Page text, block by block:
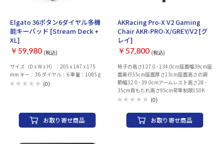
Elgato 36ボタン6ダイヤル多機
能キーパッド [Stream Deck +
XL]
￥59,980 (税込)
サイズ（D x W x H）：205 x 147 x 175
mm キー：36 ダイヤル：6 重量：1085 g
(0)
お取り寄せ商品
AKRacing Pro-X V2 Gaming
Chair AKR-PRO-X/GREY/V2 [グ
レイ]
￥57,800 (税込)
椅子の高さ127.0 - 134.0cm座面幅39cm座
面奥行55cm座面厚さ13cm座面高さの調
節幅32.0 - 39.0cmアームレスト高さ28 -
35cm背もたれ高さ95cm荷重制限150Kg正
味重量25Kg総重量28Kg箱の寸法
(0)
お取り寄せ商品